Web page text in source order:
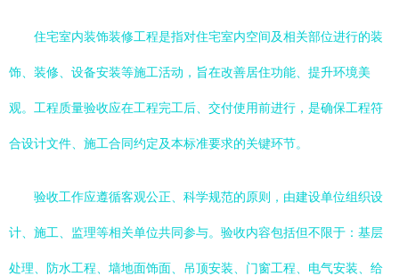
住宅室内装饰装修工程是指对住宅室内空间及相关部位进行的装
饰、装修、设备安装等施工活动，旨在改善居住功能、提升环境美
观。工程质量验收应在工程完工后、交付使用前进行，是确保工程符
合设计文件、施工合同约定及本标准要求的关键环节。
验收工作应遵循客观公正、科学规范的原则，由建设单位组织设
计、施工、监理等相关单位共同参与。验收内容包括但不限于：基层
处理、防水工程、墙地面饰面、吊顶安装、门窗工程、电气安装、给